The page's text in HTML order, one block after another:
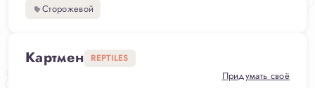
Сторожевой
Картмен REPTILES
Придумать своё